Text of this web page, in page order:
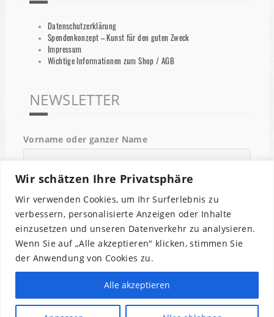
Wir schätzen Ihre Privatsphäre
Wir verwenden Cookies, um Ihr Surferlebnis zu
verbessern, personalisierte Anzeigen oder Inhalte
einzusetzen und unseren Datenverkehr zu analysieren.
Wenn Sie auf „Alle akzeptieren" klicken, stimmen Sie
der Anwendung von Cookies zu.
Alle akzeptieren
Datenschutzerklärung
Spendenkonzept – Kunst für den guten Zweck
Impressum
Wichtige Informationen zum Shop / AGB
NEWSLETTER
Vorname oder ganzer Name
Email
Indem Du fortfährst, akzeptierst Du unsere
Datenschutzerklärung.